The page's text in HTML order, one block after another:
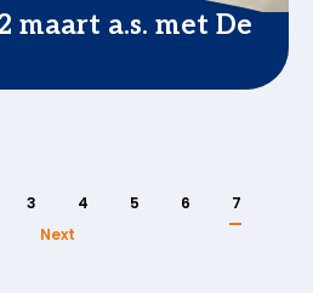
maart a.s. met De
3 4 5 6
7
Next